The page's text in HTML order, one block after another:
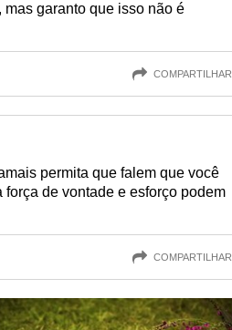
garanto que isso não é
COMPARTILHAR
permita que falem que você
de vontade e esforço podem
COMPARTILHAR